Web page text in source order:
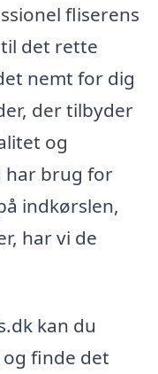
fliserens
til det rette
nemt for dig
der tilbyder
og
har brug for
indkørslen,
har vi de
kan du
finde det